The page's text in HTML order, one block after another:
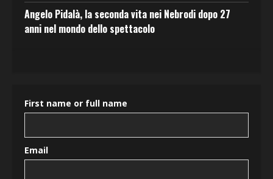
Angelo Pidalà, la seconda vita nei Nebrodi dopo 27
anni nel mondo dello spettacolo
First name or full name
Email